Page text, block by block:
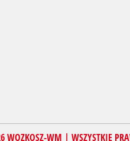
WOZKOSZ-WM | WSZYSTKIE